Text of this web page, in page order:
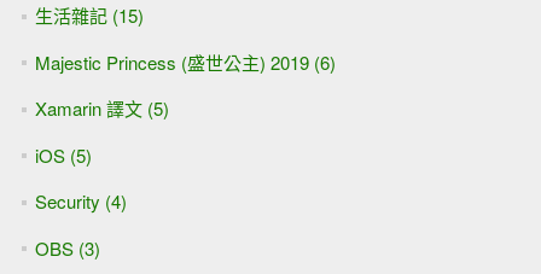
生活雜記 (15)
Majestic Princess (盛世公主) 2019 (6)
Xamarin 譯文 (5)
iOS (5)
Security (4)
OBS (3)